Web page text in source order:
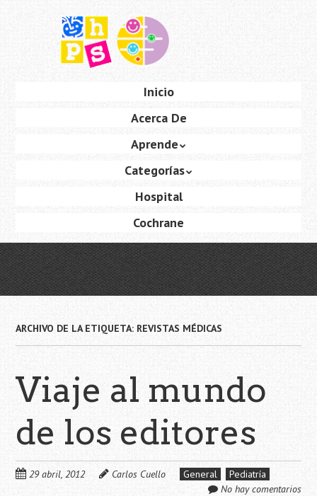
principal
Inicio
Acerca De
Aprende
Categorías
Hospital
Cochrane
ARCHIVO DE LA ETIQUETA: REVISTAS MÉDICAS
Viaje al mundo
de los editores
29 abril, 2012 Carlos Cuello General
Pediatría
No hay comentarios